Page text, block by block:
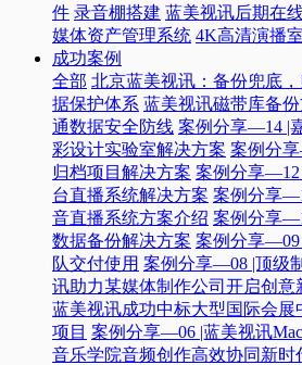
件 录音棚搭建 蓝美视讯后期在
媒体资产管理系统 4K高清演播室
成功案例
全部 北京蓝美视讯：备份兜底
据保护体系 蓝美视讯磁带库备
通数据安全防线 案例分享—14 |
彩设计实验室解决方案 案例分
归档项目解决方案 案例分享—12
台直播系统解决方案 案例分享
音直播系统方案介绍 案例分享
数据备份解决方案 案例分享—09
队交付使用 案例分享—08 |顶级
讯助力某媒体制作公司开启创意
蓝美视讯成功中标大型国际会展
项目 案例分享—06 |蓝美视讯
音乐学院音频创作高效协同新时